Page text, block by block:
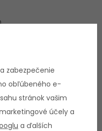
zabezpečenie
obľúbeného e-
stránok vašim
účely a
a ďalších